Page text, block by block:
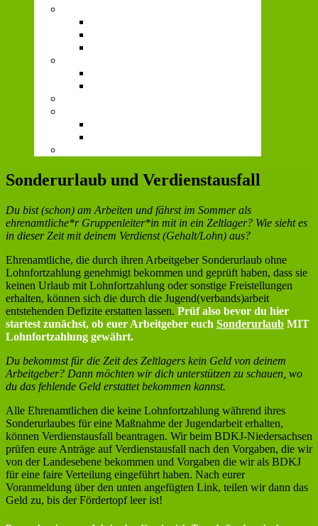
Sonderurlaub und Verdienstausfall
Du bist (schon) am Arbeiten und fährst im Sommer als
ehrenamtliche*r Gruppenleiter*in mit in ein Zeltlager? Wie sieht es
in dieser Zeit mit deinem Verdienst (Gehalt/Lohn) aus?
Ehrenamtliche, die durch ihren Arbeitgeber Sonderurlaub ohne
Lohnfortzahlung genehmigt bekommen und geprüft haben, dass sie
keinen Urlaub mit Lohnfortzahlung oder sonstige Freistellungen
erhalten, können sich die durch die Jugend(verbands)arbeit
entstehenden Defizite erstatten lassen. Prüf also bevor du hier
startest zunächst, ob euer Arbeitgeber euch Sonderurlaub MIT
Lohnfortzahlung gewährt.
Du bekommst für die Zeit des Zeltlagers kein Geld von deinem
Arbeitgeber? Dann möchten wir dich unterstützen zu schauen, wo
du das fehlende Geld erstattet bekommen kannst.
Alle Ehrenamtlichen die keine Lohnfortzahlung während ihres
Sonderurlaubes für eine Maßnahme der Jugendarbeit erhalten,
können Verdienstausfall beantragen. Wir beim BDKJ-Niedersachsen
prüfen eure Anträge auf Verdienstausfall nach den Vorgaben, die wir
von der Landesebene bekommen und Vorgaben die wir als BDKJ
für eine faire Verteilung eingeführt haben. Nach eurer
Voranmeldung über den unten angefügten Link, teilen wir dann das
Geld zu, bis der Fördertopf leer ist!